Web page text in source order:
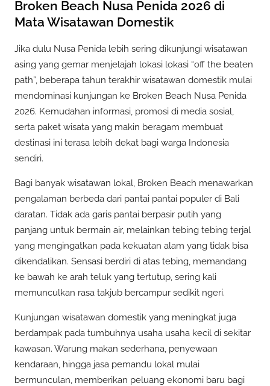
Broken Beach Nusa Penida 2026 di
Mata Wisatawan Domestik
Jika dulu Nusa Penida lebih sering dikunjungi wisatawan
asing yang gemar menjelajah lokasi lokasi “off the beaten
path”, beberapa tahun terakhir wisatawan domestik mulai
mendominasi kunjungan ke Broken Beach Nusa Penida
2026. Kemudahan informasi, promosi di media sosial,
serta paket wisata yang makin beragam membuat
destinasi ini terasa lebih dekat bagi warga Indonesia
sendiri.
Bagi banyak wisatawan lokal, Broken Beach menawarkan
pengalaman berbeda dari pantai pantai populer di Bali
daratan. Tidak ada garis pantai berpasir putih yang
panjang untuk bermain air, melainkan tebing tebing terjal
yang mengingatkan pada kekuatan alam yang tidak bisa
dikendalikan. Sensasi berdiri di atas tebing, memandang
ke bawah ke arah teluk yang tertutup, sering kali
memunculkan rasa takjub bercampur sedikit ngeri.
Kunjungan wisatawan domestik yang meningkat juga
berdampak pada tumbuhnya usaha usaha kecil di sekitar
kawasan. Warung makan sederhana, penyewaan
kendaraan, hingga jasa pemandu lokal mulai
bermunculan, memberikan peluang ekonomi baru bagi